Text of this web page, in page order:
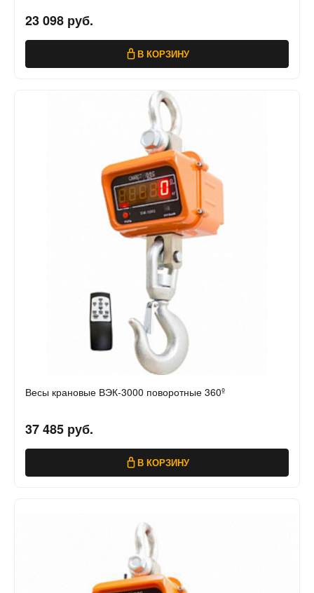
23 098 руб.
В КОРЗИНУ
Весы крановые ВЭК-3000 поворотные 360º
37 485 руб.
В КОРЗИНУ